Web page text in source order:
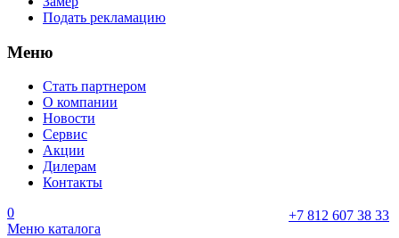
Подать рекламацию
Меню
Стать партнером
О компании
Новости
Сервис
Акции
Дилерам
Контакты
+7 812 607 38 33
0
Меню каталога